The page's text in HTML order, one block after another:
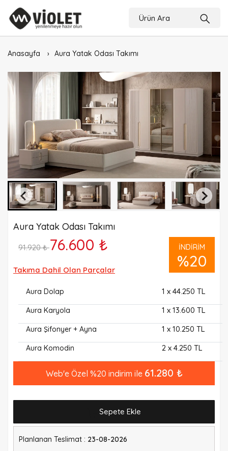
Anasayfa Aura Yatak Odası Takımı
Aura Yatak Odası Takımı
20
91.920 ₺76.600 ₺
Takıma Dahil Olan Parçalar
Aura Dolap 1 x 44.250 TL
Aura Karyola 1 x 13.600 TL
Aura Şifonyer + Ayna 1 x 10.250 TL
Aura Komodin 2 x 4.250 TL
Web'e Özel %20 indirim ile 61.280 ₺
Sepete Ekle
Planlanan Teslimat : 23-08-2026